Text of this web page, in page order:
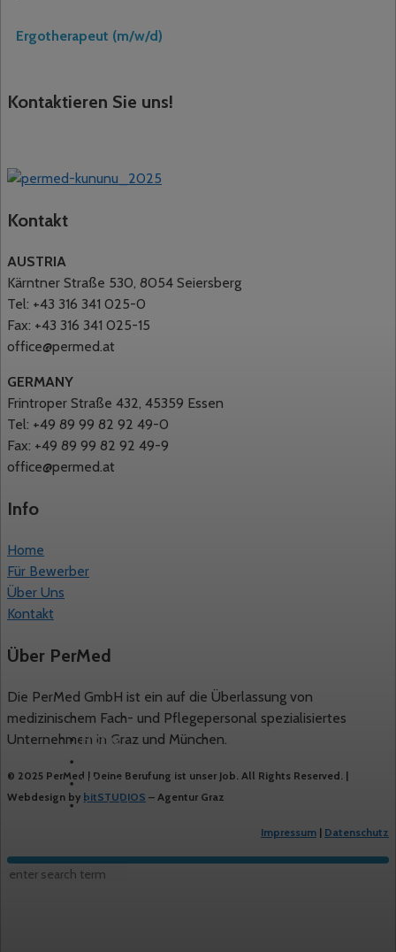
Ergotherapeut (m/w/d)
Kontaktieren Sie uns!
Kontakt
AUSTRIA
Kärntner Straße 530, 8054 Seiersberg
Tel: +43 316 341 025-0
Fax: +43 316 341 025-15
office@permed.at
GERMANY
Frintroper Straße 432, 45359 Essen
Tel: +49 89 99 82 92 49-0
Fax: +49 89 99 82 92 49-9
office@permed.at
Info
Home
Für Bewerber
Über Uns
Kontakt
Über PerMed
Die PerMed GmbH ist ein auf die Überlassung von
medizinischem Fach- und Pflegepersonal spezialisiertes
Unternehmen in Graz und München.
© 2025 PerMed | Deine Berufung ist unser Job. All Rights Reserved. |
Webdesign by bitSTUDIOS – Agentur Graz
Impressum | Datenschutz
Home
Über Uns
Kontakt